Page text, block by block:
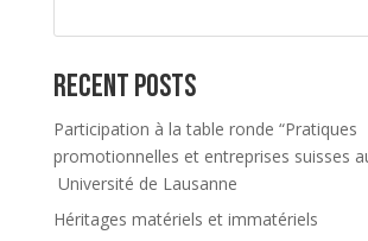
Recent Posts
Participation à la table ronde “Pratiques
promotionnelles et entreprises suisses
Université de Lausanne
Héritages matériels et immatériels